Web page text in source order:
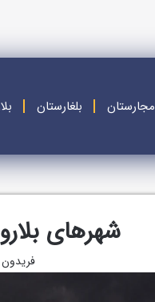
مجارستان بلغارستان
شهرهای بلاروس |